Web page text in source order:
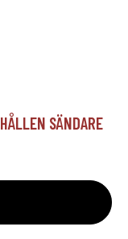
SÄNDARE